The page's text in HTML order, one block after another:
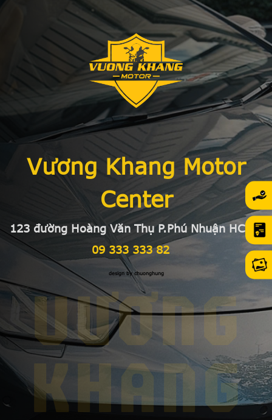
Vương Khang Motor
Center
123 đường Hoàng Văn Thụ P.Phú Nhuận HCMC
09 333 333 82
design by chuonghung
VƯƠNG
KHANG